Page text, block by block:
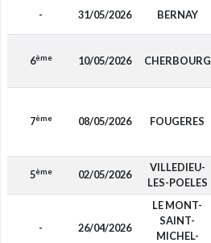
- 31/05/2026 BERNAY
6ème 10/05/2026 CHERBOURG
7ème 08/05/2026 FOUGERES
5ème 02/05/2026
VILLEDIEU-
LES-POELES
- 26/04/2026
LE MONT-
SAINT-
MICHEL-